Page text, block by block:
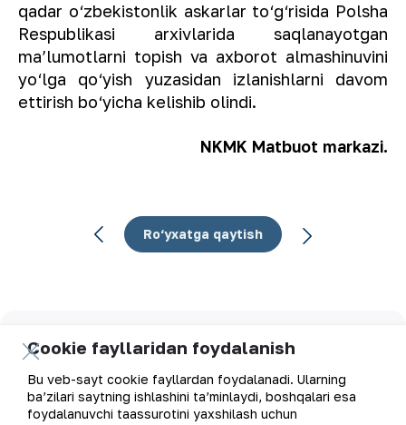
qadar o‘zbekistonlik askarlar to‘g‘risida Polsha
Respublikasi arxivlarida saqlanayotgan
maʼlumotlarni topish va axborot almashinuvini
yo‘lga qo‘yish yuzasidan izlanishlarni davom
ettirish bo‘yicha kelishib olindi.
NKMK Matbuot markazi.
Ro‘yxatga qaytish
Elektron pochta manzili
Yangilanishlarga obuna bo'ling
Cookie fayllaridan foydalanish
Bu veb-sayt cookie fayllardan foydalanadi. Ularning
ba’zilari saytning ishlashini ta’minlaydi, boshqalari esa
foydalanuvchi taassurotini yaxshilash uchun